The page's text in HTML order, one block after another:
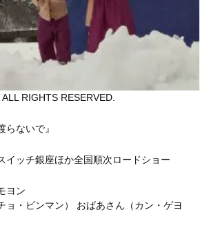
RIGHTS RESERVED.
らないで』
イッチ銀座ほか全国順次ロードショー
ヨン
ョ・ビンマン） おばあさん（カン・ゲヨ